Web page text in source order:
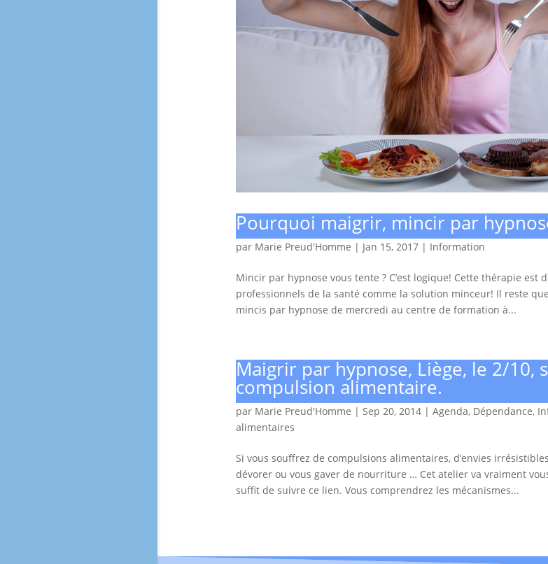
Pourquoi maigrir, mincir par
par Marie Preud'Homme | Jan 15, 2017| Information
Mincir par hypnose vous tente ? C’est logique! Cette thérapie est
professionnels de la santé comme la solution minceur! Il reste
mincis par hypnose de mercredi au centre de formation à...
Maigrir par hypnose, Liège, le 2/10,
compulsion alimentaire.
par Marie Preud'Homme | Sep 20, 2014| Agenda, Dépendance,
alimentaires
Si vous souffrez de compulsions alimentaires, d’envies
dévorer ou vous gaver de nourriture … Cet atelier va vraiment
suffit de suivre ce lien. Vous comprendrez les mécanismes...